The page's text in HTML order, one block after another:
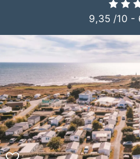
9,35 /10 -